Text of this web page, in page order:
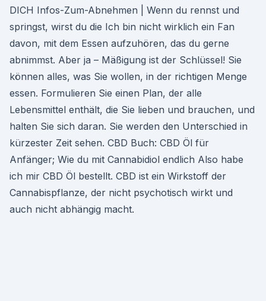
DICH Infos-Zum-Abnehmen | Wenn du rennst und
springst, wirst du die Ich bin nicht wirklich ein Fan
davon, mit dem Essen aufzuhören, das du gerne
abnimmst. Aber ja – Mäßigung ist der Schlüssel! Sie
können alles, was Sie wollen, in der richtigen Menge
essen. Formulieren Sie einen Plan, der alle
Lebensmittel enthält, die Sie lieben und brauchen, und
halten Sie sich daran. Sie werden den Unterschied in
kürzester Zeit sehen. CBD Buch: CBD Öl für
Anfänger; Wie du mit Cannabidiol endlich Also habe
ich mir CBD Öl bestellt. CBD ist ein Wirkstoff der
Cannabispflanze, der nicht psychotisch wirkt und
auch nicht abhängig macht.